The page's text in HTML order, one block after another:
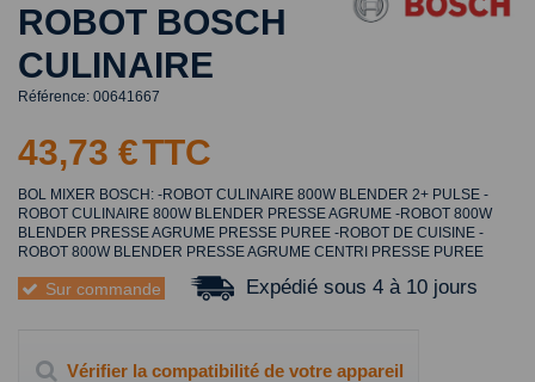
ROBOT BOSCH
CULINAIRE
Référence: 00641667
43,73 €TTC
BOL MIXER BOSCH: -ROBOT CULINAIRE 800W BLENDER 2+ PULSE -
ROBOT CULINAIRE 800W BLENDER PRESSE AGRUME -ROBOT 800W
BLENDER PRESSE AGRUME PRESSE PUREE -ROBOT DE CUISINE -
ROBOT 800W BLENDER PRESSE AGRUME CENTRI PRESSE PUREE
Sur commande Expédié sous 4 à 10 jours
Vérifier la compatibilité de votre appareil